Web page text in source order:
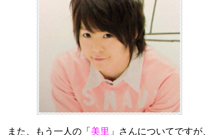
また、もう一人の「美里 」さんについてですが、